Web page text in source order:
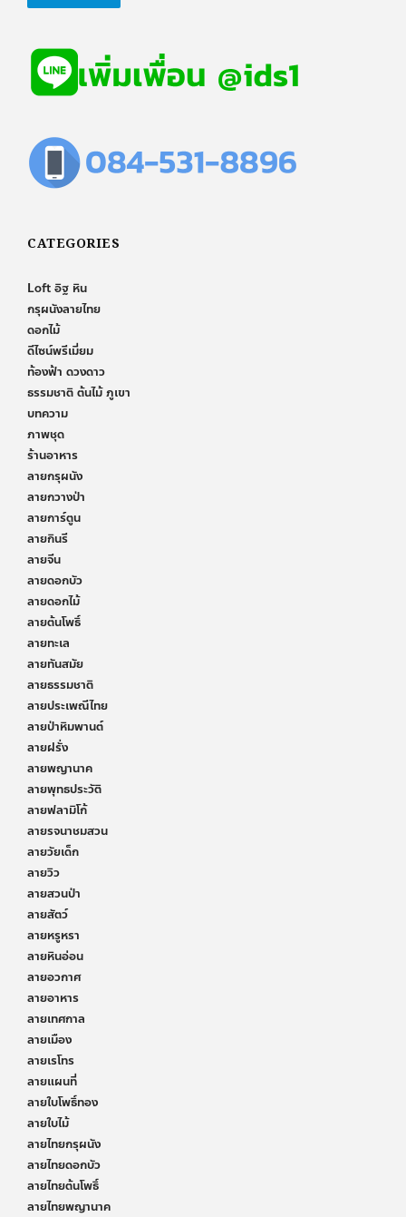
CATEGORIES
Loft อิฐ หิน
กรุผนังลายไทย
ดอกไม้
ดีไซน์พรีเมี่ยม
ท้องฟ้า ดวงดาว
ธรรมชาติ ต้นไม้ ภูเขา
บทความ
ภาพชุด
ร้านอาหาร
ลายกรุผนัง
ลายกวางป่า
ลายการ์ตูน
ลายกินรี
ลายจีน
ลายดอกบัว
ลายดอกไม้
ลายต้นโพธิ์
ลายทะเล
ลายทันสมัย
ลายธรรมชาติ
ลายประเพณีไทย
ลายป่าหิมพานต์
ลายฝรั่ง
ลายพญานาค
ลายพุทธประวัติ
ลายฟลามิโก้
ลายรจนาชมสวน
ลายวัยเด็ก
ลายวิว
ลายสวนป่า
ลายสัตว์
ลายหรูหรา
ลายหินอ่อน
ลายอวกาศ
ลายอาหาร
ลายเทศกาล
ลายเมือง
ลายเรโทร
ลายแผนที่
ลายใบโพธิ์ทอง
ลายใบไม้
ลายไทยกรุผนัง
ลายไทยดอกบัว
ลายไทยต้นโพธิ์
ลายไทยพญานาค